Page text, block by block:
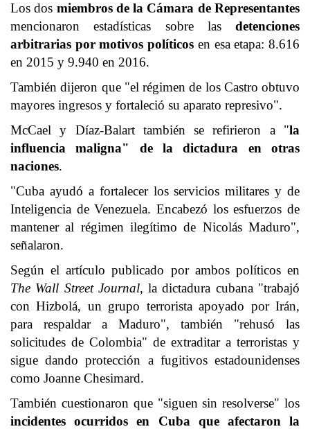
Los dos miembros de la Cámara de Representantes
mencionaron estadísticas sobre las detenciones
arbitrarias por motivos políticos en esa etapa: 8.616
en 2015 y 9.940 en 2016.
También dijeron que "el régimen de los Castro obtuvo
mayores ingresos y fortaleció su aparato represivo".
McCael y Díaz-Balart también se refirieron a "la
influencia maligna" de la dictadura en otras
naciones.
"Cuba ayudó a fortalecer los servicios militares y de
Inteligencia de Venezuela. Encabezó los esfuerzos de
mantener al régimen ilegítimo de Nicolás Maduro",
señalaron.
Según el artículo publicado por ambos políticos en
The Wall Street Journal, la dictadura cubana "trabajó
con Hizbolá, un grupo terrorista apoyado por Irán,
para respaldar a Maduro", también "rehusó las
solicitudes de Colombia" de extraditar a terroristas y
sigue dando protección a fugitivos estadounidenses
como Joanne Chesimard.
También cuestionaron que "siguen sin resolverse" los
incidentes ocurridos en Cuba que afectaron la